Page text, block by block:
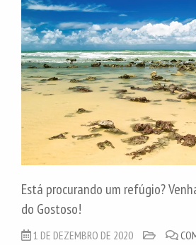
Está procurando um refúgio?
do Gostoso!
1 DE DEZEMBRO DE 2020